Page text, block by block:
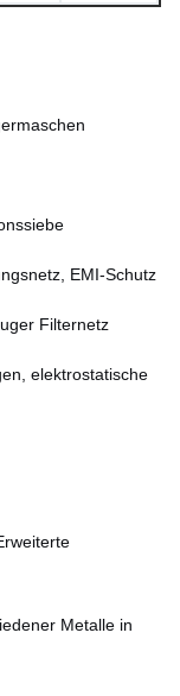
für Proben;
EMI-Schutz
Filternetz
elektrostatische
Metalle in